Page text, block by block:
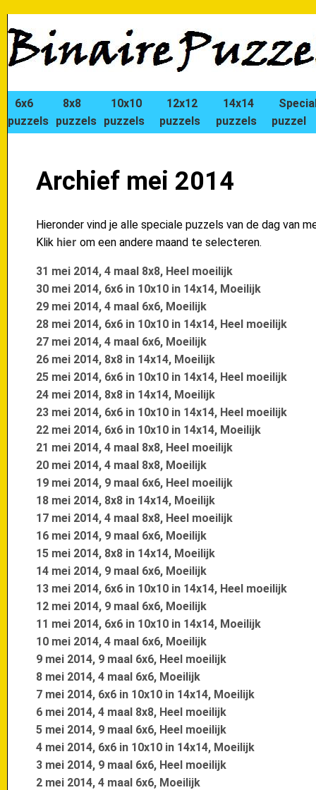
6x6
puzzels
8x8
puzzels
10x10
puzzels
12x12
puzzels
14x14
puzzels
puzzel
Archief mei 2014
Hieronder vind je alle speciale puzzels van de dag van
Klik hier om een andere maand te selecteren.
31 mei 2014, 4 maal 8x8, Heel moeilijk
30 mei 2014, 6x6 in 10x10 in 14x14, Moeilijk
29 mei 2014, 4 maal 6x6, Moeilijk
28 mei 2014, 6x6 in 10x10 in 14x14, Heel moeilijk
27 mei 2014, 4 maal 6x6, Moeilijk
26 mei 2014, 8x8 in 14x14, Moeilijk
25 mei 2014, 6x6 in 10x10 in 14x14, Heel moeilijk
24 mei 2014, 8x8 in 14x14, Moeilijk
23 mei 2014, 6x6 in 10x10 in 14x14, Heel moeilijk
22 mei 2014, 6x6 in 10x10 in 14x14, Moeilijk
21 mei 2014, 4 maal 8x8, Heel moeilijk
20 mei 2014, 4 maal 8x8, Moeilijk
19 mei 2014, 9 maal 6x6, Heel moeilijk
18 mei 2014, 8x8 in 14x14, Moeilijk
17 mei 2014, 4 maal 8x8, Heel moeilijk
16 mei 2014, 9 maal 6x6, Moeilijk
15 mei 2014, 8x8 in 14x14, Moeilijk
14 mei 2014, 9 maal 6x6, Moeilijk
13 mei 2014, 6x6 in 10x10 in 14x14, Heel moeilijk
12 mei 2014, 9 maal 6x6, Moeilijk
11 mei 2014, 6x6 in 10x10 in 14x14, Moeilijk
10 mei 2014, 4 maal 6x6, Moeilijk
9 mei 2014, 9 maal 6x6, Heel moeilijk
8 mei 2014, 4 maal 6x6, Moeilijk
7 mei 2014, 6x6 in 10x10 in 14x14, Moeilijk
6 mei 2014, 4 maal 8x8, Heel moeilijk
5 mei 2014, 9 maal 6x6, Heel moeilijk
4 mei 2014, 6x6 in 10x10 in 14x14, Moeilijk
3 mei 2014, 9 maal 6x6, Heel moeilijk
2 mei 2014, 4 maal 6x6, Moeilijk